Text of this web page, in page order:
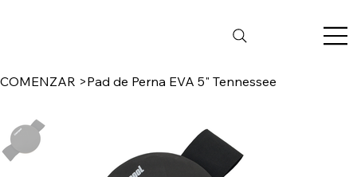
COMENZAR >Pad de Perna EVA 5" Tennessee